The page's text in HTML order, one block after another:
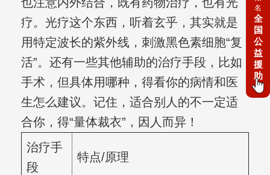
疗。光疗这个东西，听着玄乎，其实就是
用特定波长的紫外线，刺激黑色素细胞“复
活”。还有一些其他辅助的治疗手段，比如
手术，但具体用哪种，得看你的病情和医
生怎么建议。记住，适合别人的不一定适
合你，得“量体裁衣”，因人而异！
治疗手
段
特点/原理
名
全
国
公
益
援
助